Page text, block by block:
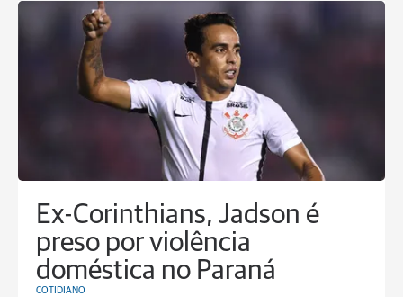
Ex-Corinthians, Jadson é
preso por violência
doméstica no Paraná
COTIDIANO